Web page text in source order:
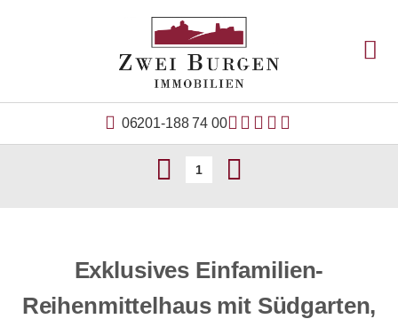
06201-188 74 00
1
Exklusives Einfamilien-
Reihenmittelhaus mit Südgarten,